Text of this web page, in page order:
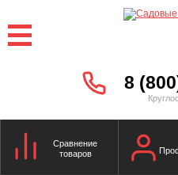
8
Сравнение
товаров